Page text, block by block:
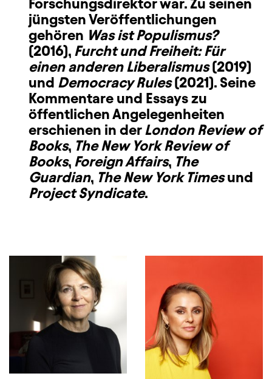
Forschungsdirektor war. Zu seinen
jüngsten Veröffentlichungen
gehören Was ist Populismus?
(2016), Furcht und Freiheit: Für
einen anderen Liberalismus(2019)
und Democracy Rules(2021). Seine
Kommentare und Essays zu
öffentlichen Angelegenheiten
erschienen in derLondon Review of
Books, The New York Review of
Books, Foreign Affairs, The
Guardian, The New York Timesund
Project Syndicate.